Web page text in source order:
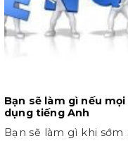
Bạn sẽ làm gì nếu
dụng tiếng Anh
Bạn sẽ làm gì khi